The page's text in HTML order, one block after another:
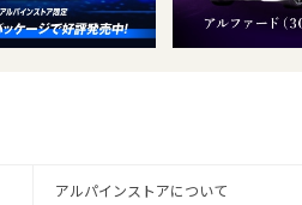
アルパインストアについて